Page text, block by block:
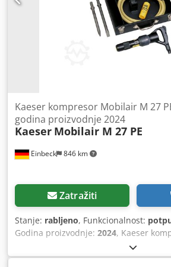
Einbeck 846 km
Kaeser kompresor Mobilair M 27
godina proizvodnje 2024
Kaeser Mobilair M 27 PE
Zatražiti
Stanje: rabljeno, Funkcionalnost:
Godina proizvodnje: 2024, Kaeser
PE — Godina proizvodnje 2024
najma tvrtke Kurt König